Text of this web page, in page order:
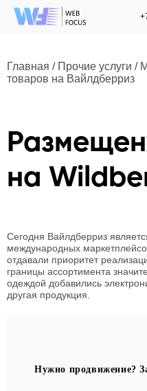
Главная / Прочие услуги /
товаров на Вайлдберриз
на
Сегодня Вайлдберриз
международных
отдавали приоритет
границы ассортимента
одеждой добавились
другая продукция.
Нужно продвижение?